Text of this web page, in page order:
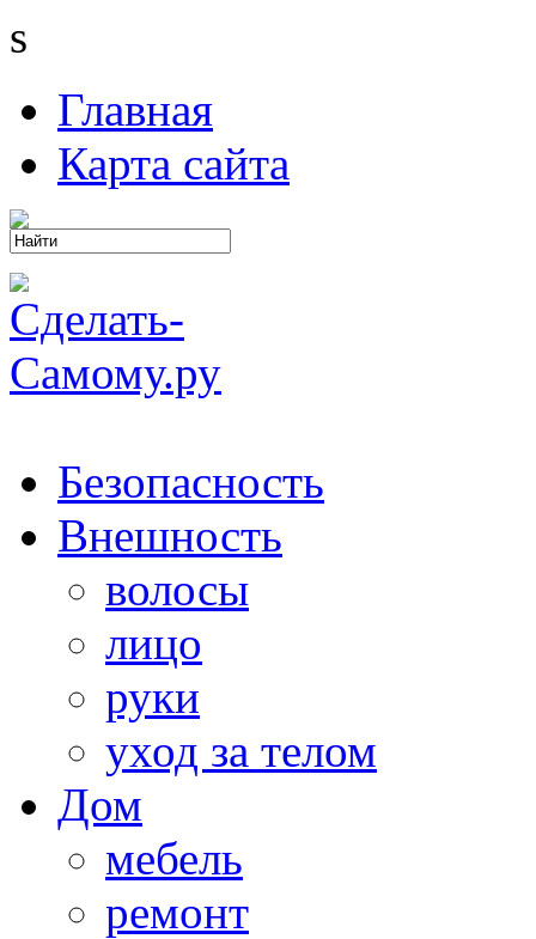
s
Главная
Карта сайта
Безопасность
Внешность
волосы
лицо
руки
уход за телом
Дом
мебель
ремонт